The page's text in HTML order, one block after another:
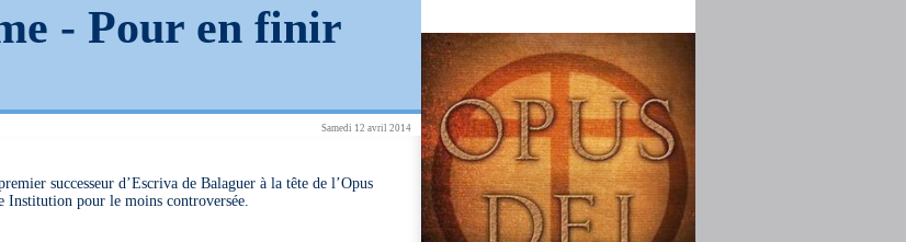
- Pour en finir
Samedi 12 avril 2014
successeur d’Escriva de Balaguer à la tête de l’Opus
Institution pour le moins controversée.